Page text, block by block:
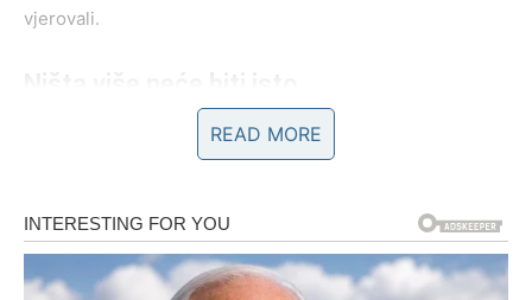
vjerovali.
Pred vama su veoma snažni trenuci.
RAK
Rakovi su među znakovima kojima sudbina konačno
READ MORE